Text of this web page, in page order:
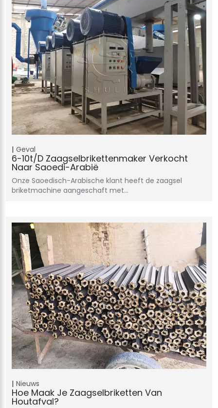
Geval
6-10t/d Zaagselbrikettenmaker Verkocht
Naar Saoedi-Arabië
Onze Saoedisch-Arabische klant heeft de zaagsel
briketmachine aangeschaft met…
Nieuws
Hoe Maak Je Zaagselbriketten Van
Houtafval?